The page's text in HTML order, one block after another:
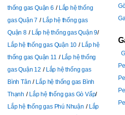
thống gas Quận 6
Lắp hệ thống
gas Quận 7
Lắp hệ thống gas
Quận 8
Lắp hệ thống gas Quận 9
Lắp hệ thống gas Quận 10
Lắp hệ
thống gas Quận 11
Lắp hệ thống
gas Quận 12
Lắp hệ thống gas
Bình Tân
Lắp hệ thống gas Bình
Thạnh
Lắp hệ thống gas Gò Vấp
Lắp hệ thống gas Phú Nhuận
Lắp